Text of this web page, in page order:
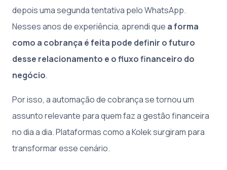
depois uma segunda tentativa pelo WhatsApp.
Nesses anos de experiência, aprendi que a forma
como a cobrança é feita pode definir o futuro
desse relacionamento e o fluxo financeiro do
negócio.
Por isso, a automação de cobrança se tornou um
assunto relevante para quem faz a gestão financeira
no dia a dia. Plataformas como a Kolek surgiram para
transformar esse cenário.